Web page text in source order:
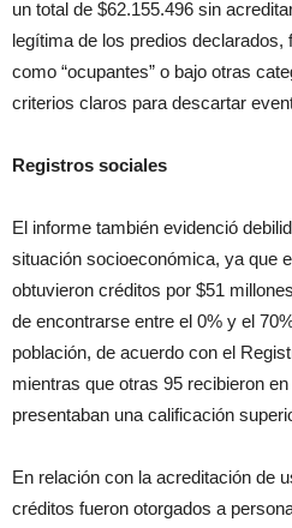
un total de $62.155.496 sin
legítima de los predios
como “ocupantes” o bajo otras
criterios claros para descartar
Registros sociales
El informe también evidenció
situación socioeconómica, ya que
obtuvieron créditos por $51
de encontrarse entre el 0% y el
población, de acuerdo con el
mientras que otras 95 recibieron
presentaban una calificación
En relación con la acreditación de
créditos fueron otorgados a